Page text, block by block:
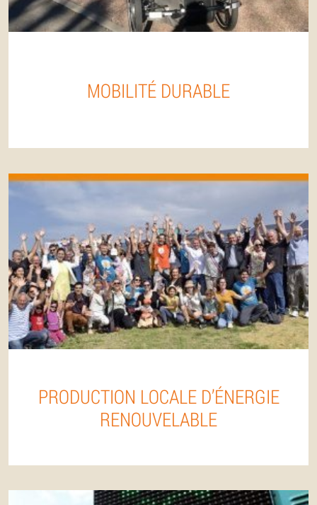
MOBILITÉ DURABLE
PRODUCTION LOCALE D’ÉNERGIE
RENOUVELABLE